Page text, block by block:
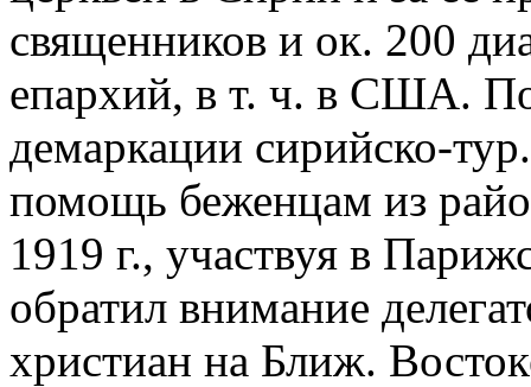
священников и ок. 200
епархий, в т. ч. в США.
демаркации сирийско-
помощь беженцам из
1919 г., участвуя в
обратил внимание
христиан на Ближ.